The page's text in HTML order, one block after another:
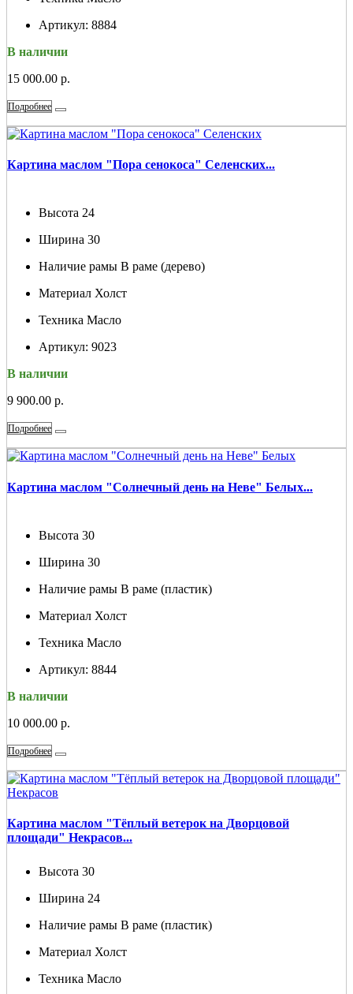
Артикул: 8884
В наличии
15 000.00 р.
Подробнее
Картина маслом "Пора сенокоса" Селенских...
Высота 24
Ширина 30
Наличие рамы В раме (дерево)
Материал Холст
Техника Масло
Артикул: 9023
В наличии
9 900.00 р.
Подробнее
Картина маслом "Солнечный день на Неве" Белых...
Высота 30
Ширина 30
Наличие рамы В раме (пластик)
Материал Холст
Техника Масло
Артикул: 8844
В наличии
10 000.00 р.
Подробнее
Картина маслом "Тёплый ветерок на Дворцовой
площади" Некрасов...
Высота 30
Ширина 24
Наличие рамы В раме (пластик)
Материал Холст
Техника Масло